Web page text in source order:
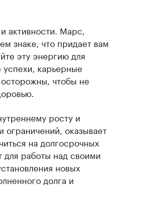
активности. Марс,
знаке, что придает вам
эту энергию для
карьерные
чтобы не
росту и
оказывает
на долгосрочных
для работы над своими
новых
долга и